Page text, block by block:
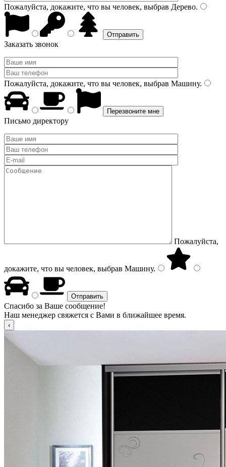
Пожалуйста, докажите, что вы человек, выбрав Дерево.
Заказать звонок
Пожалуйста, докажите, что вы человек, выбрав Машину.
Письмо директору
Пожалуйста,
докажите, что вы человек, выбрав Машину.
Спасибо за Ваше сообщение!
Наш менеджер свяжется с Вами в ближайшее время.